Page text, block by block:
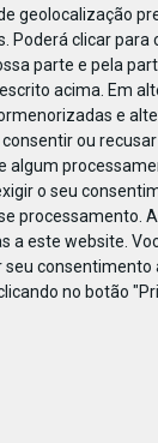
geolocalização
Poderá clicar para
parte e pela
acima. Em
e
ou
algum
o seu
processamento.
a este website.
consentimento
no botão